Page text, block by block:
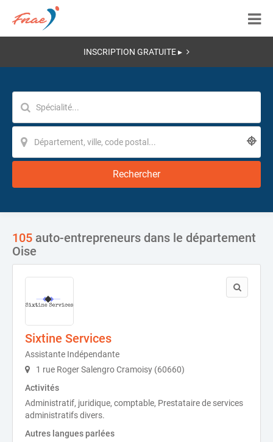
INSCRIPTION GRATUITE ▸
Rechercher
105 auto-entrepreneurs dans le département
Oise
Sixtine Services
Assistante Indépendante
1 rue Roger Salengro Cramoisy (60660)
Activités
Administratif, juridique, comptable, Prestataire de services
administratifs divers.
Autres langues parlées